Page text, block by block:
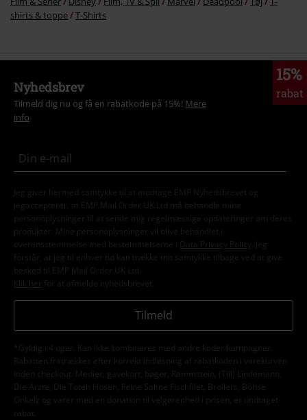
shirts & toppe
T-Shirts
15%
rabat
Nyhedsbrev
Tilmeld dig nu og få en rabatkode på 15%! Mere
info
Jeg giver hermed samtykke til at modtage EMP Nyhedsbrevet og
jegaccepterer, at EMP Mail Order UK Ltd må behandle mine
personoplysninger til at sende mig regelmæssige opdateringer om deres
produkter. Mine personoplysninger vil blive behandlet i
overensstemmelse med bestemmelserne i
Data Privacy Policy
. Jeg
forstår, at jeg til enhver tid kan trække mit samtykke tilbage ved at give
besked til EMP Mail Order UK Ltd.
Klik her
for at afmelde nyhedsbrevet.
Tilmeld
*Gyldig i 4 uger. Kan ikke kombineres med andre koder/kampagner.
Rabatten fratrækkes efter korrekt indløsning af rabatkoden i varekurven
inden checkout. Medier, gavekort, bøger, Rammstein, (Till) Lindemann,
Die Ärzte, Die Toten Hosen, Feine Sahne Fischfilet, Broilers, Böhse
Onkelz og varer med en donation til velgørenhed i prisen, er undtaget
rabat.